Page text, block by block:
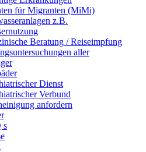
für Migranten (MiMi)
z.B.
Beratung / Reiseimpfung
aller
Dienst
Verbund
anfordern
s